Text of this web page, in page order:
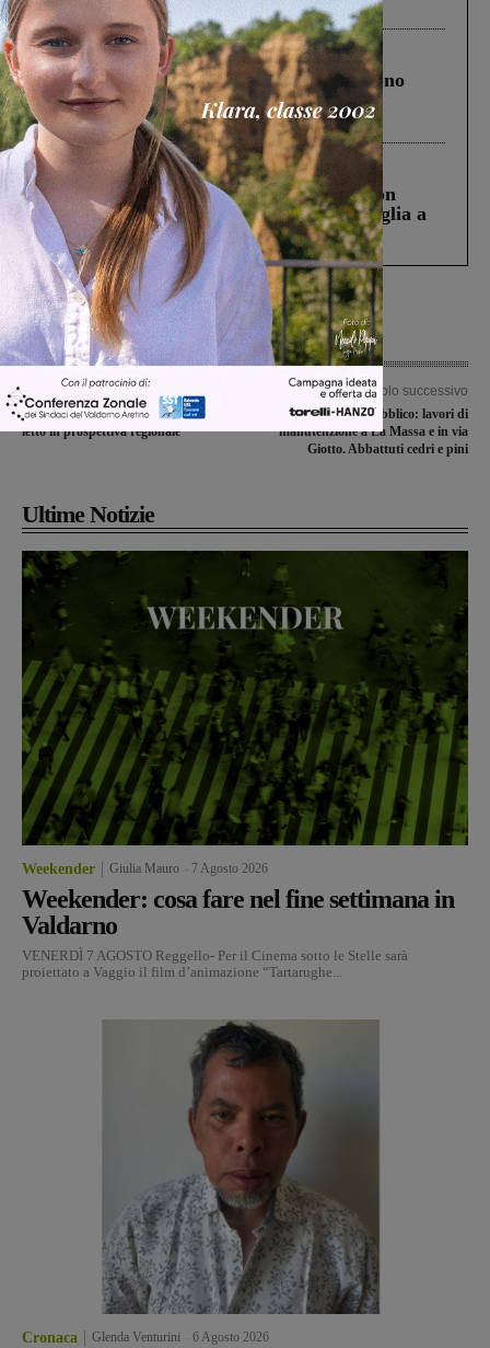
ringraziamento al Governo”
Cronaca 4 Agosto 2026
Un anno fa la strage in A1 in cui morirono
Gianni, Giulia e Franco. Lo schianto, il
processo, lo stop ai sorpassi fra tir....
Cronaca 3 Agosto 2026
Scomparso da una struttura di Castiglion
Fiorentino l’uomo che aveva ucciso la figlia a
Levane nel 2020
Articolo precedente
Urbanistica: il ‘caso’ Montevarchi
letto in prospettiva regionale
Articolo successivo
Verde pubblico: lavori di
manutenzione a La Massa e in via
Giotto. Abbattuti cedri e pini
Ultime Notizie
Weekender Giulia Mauro 7 Agosto 2026
Weekender: cosa fare nel fine settimana in
Valdarno
VENERDÌ 7 AGOSTO Reggello- Per il Cinema sotto le Stelle sarà
proiettato a Vaggio il film d’animazione “Tartarughe...
Cronaca Glenda Venturini 6 Agosto 2026